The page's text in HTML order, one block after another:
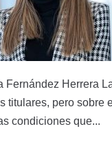
Fernández Herrera
titulares, pero sobre
condiciones que...